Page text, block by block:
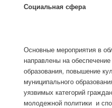
Социальная сфера
Основные мероприятия в
направлены на
образования, повышение
муниципального
уязвимых категорий
молодежной политики и